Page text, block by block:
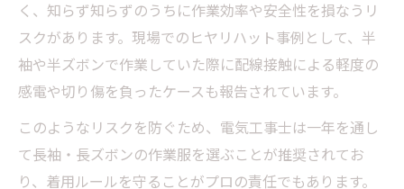
く、知らず知らずのうちに作業効率や安全性を損なうリ
スクがあります。現場でのヒヤリハット事例として、半
袖や半ズボンで作業していた際に配線接触による軽度の
感電や切り傷を負ったケースも報告されています。
このようなリスクを防ぐため、電気工事士は一年を通し
て長袖・長ズボンの作業服を選ぶことが推奨されてお
り、着用ルールを守ることがプロの責任でもあります。